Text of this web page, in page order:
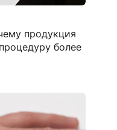
продукция
более